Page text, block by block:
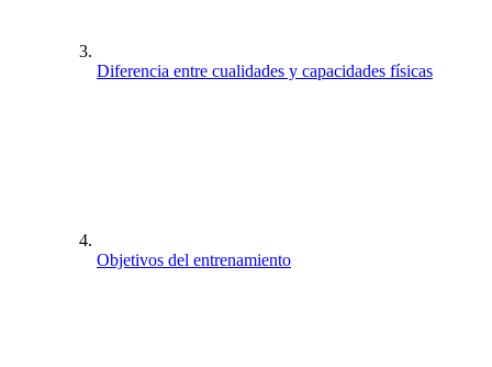
Diferencia entre cualidades y capacidades físicas
Objetivos del entrenamiento